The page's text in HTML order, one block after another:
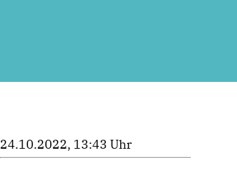
24.10.2022, 13:43 Uhr